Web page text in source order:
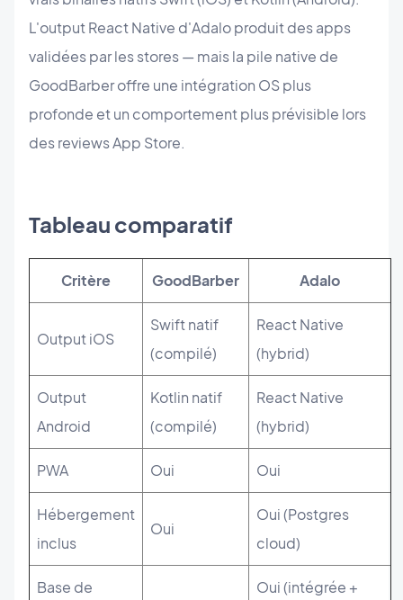
L'output React Native d'Adalo produit des apps
validées par les stores — mais la pile native de
GoodBarber offre une intégration OS plus
profonde et un comportement plus prévisible lors
des reviews App Store.
Tableau comparatif
Critère GoodBarber Adalo
Output iOS
Swift natif
(compilé)
React Native
(hybrid)
Output
Android
Kotlin natif
(compilé)
React Native
(hybrid)
PWA Oui Oui
Hébergement
inclus
Oui
Oui (Postgres
cloud)
Base de
Oui (intégrée +